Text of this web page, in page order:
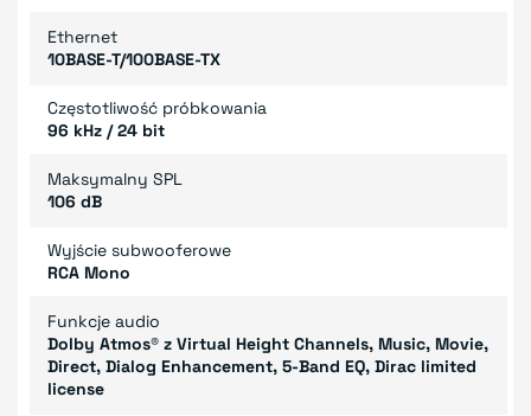
Ethernet
10BASE-T/100BASE-TX
Częstotliwość próbkowania
96 kHz / 24 bit
Maksymalny SPL
106 dB
Wyjście subwooferowe
RCA Mono
Funkcje audio
Dolby Atmos® z Virtual Height Channels, Music, Movie,
Direct, Dialog Enhancement, 5-Band EQ, Dirac limited
license